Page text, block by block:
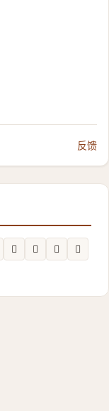
反馈
𬬎 𢷻 𢅞 𪼄